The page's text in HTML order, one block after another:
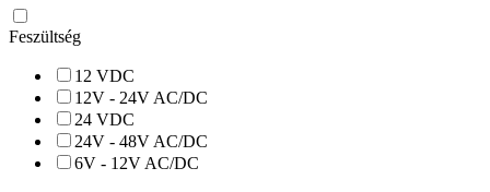
Feszültség
12 VDC
12V - 24V AC/DC
24 VDC
24V - 48V AC/DC
6V - 12V AC/DC